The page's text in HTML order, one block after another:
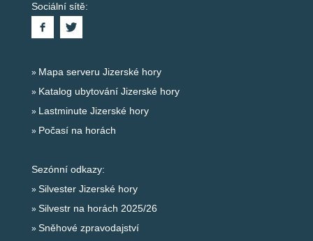
Sociální sítě:
Mapa serveru Jizerské hory
Katalog ubytování Jizerské hory
Lastminute Jizerské hory
Počasí na horách
Sezónní odkazy:
Silvester Jizerské hory
Silvestr na horách 2025/26
Sněhové zpravodajství